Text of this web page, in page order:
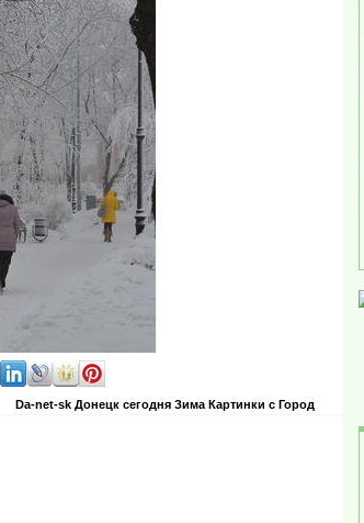
Da-net-sk Донецк сегодня Зима Картинки с Город